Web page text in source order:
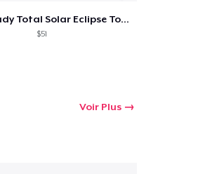
Feline Shady Total Solar Eclipse Toledo
$51
Voir Plus